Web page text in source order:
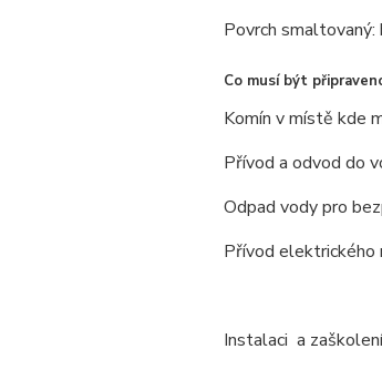
Povrch smaltovaný:
Co musí být
Komín v místě kde
Přívod a odvod do
Odpad vody pro
Přívod
Instalaci a